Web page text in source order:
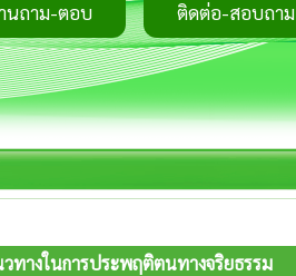
นถาม-ตอบ ติดต่อ-สอบถาม
ทางในการประพฤติตนทางจริยธรรม